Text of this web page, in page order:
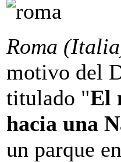
Roma
motivo del
titulado "El
hacia una
un parque